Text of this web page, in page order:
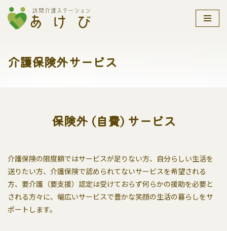
コ
ン
介護保険外サービス
保険外 (自費) サービス
介護保険の限度額ではサービスが足りない方、自分らしい生活を
送りたい方、介護保険で認められてないサービスを希望される
方、要介護（要支援）認定は受けておらず何らかの援助を必要と
される方々に、幅広いサービスで豊かな笑顔の生活の暮らしをサ
ポートします。